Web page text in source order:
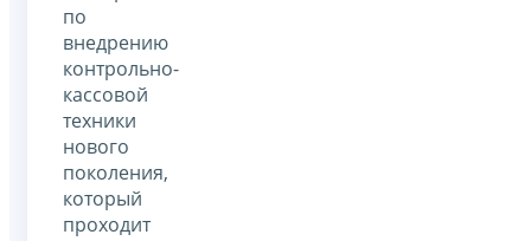
по
внедрению
контрольно-
кассовой
техники
нового
поколения,
который
проходит